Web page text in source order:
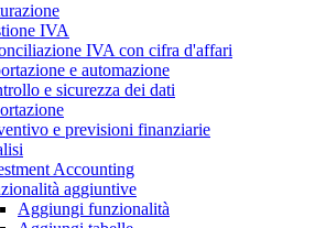
IVA
IVA con cifra d'affari
e automazione
e sicurezza dei dati
e previsioni finanziarie
Accounting
aggiuntive
Aggiungi funzionalità